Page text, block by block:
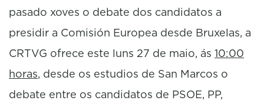
pasado xoves o debate dos candidatos a
presidir a Comisión Europea desde Bruxelas, a
CRTVG ofrece este luns 27 de maio, ás 10:00
horas, desde os estudios de San Marcos o
debate entre os candidatos de PSOE, PP,